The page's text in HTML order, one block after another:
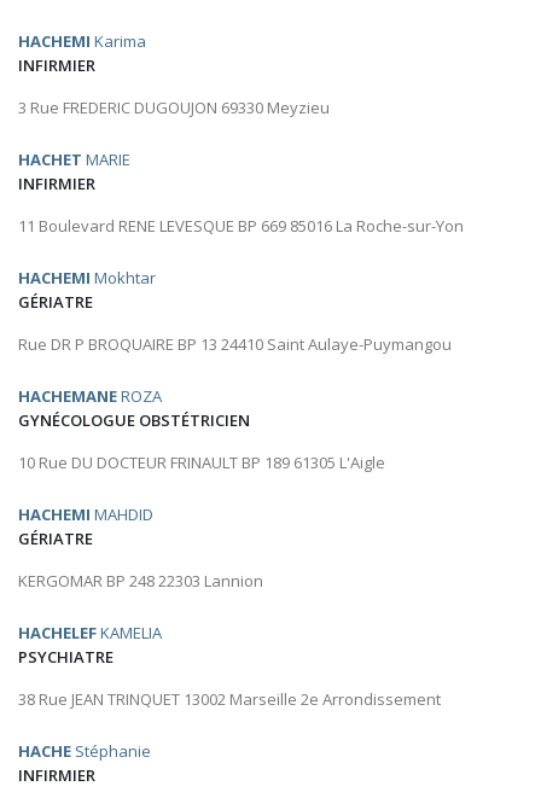
HACHEMI Karima
INFIRMIER
3 Rue FREDERIC DUGOUJON 69330 Meyzieu
HACHET MARIE
INFIRMIER
11 Boulevard RENE LEVESQUE BP 669 85016 La Roche-sur-Yon
HACHEMI Mokhtar
GÉRIATRE
Rue DR P BROQUAIRE BP 13 24410 Saint Aulaye-Puymangou
HACHEMANEROZA
GYNÉCOLOGUE OBSTÉTRICIEN
10 Rue DU DOCTEUR FRINAULT BP 189 61305 L'Aigle
HACHEMI MAHDID
GÉRIATRE
KERGOMAR BP 248 22303 Lannion
HACHELEFKAMELIA
PSYCHIATRE
38 Rue JEAN TRINQUET 13002 Marseille 2e Arrondissement
HACHE Stéphanie
INFIRMIER